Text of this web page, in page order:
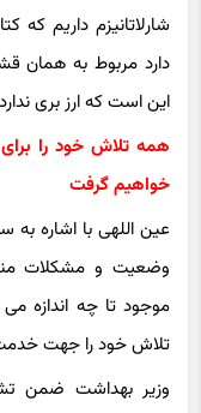
شارلاتانیزم داریم
دارد مربوط به همان
این است که ارز بری
همه تلاش خود را
خواهیم گرفت
عین اللهی با اشاره
وضعیت و مشکلات
موجود تا چه اندازه
تلاش خود را جهت
وزیر بهداشت ضمن